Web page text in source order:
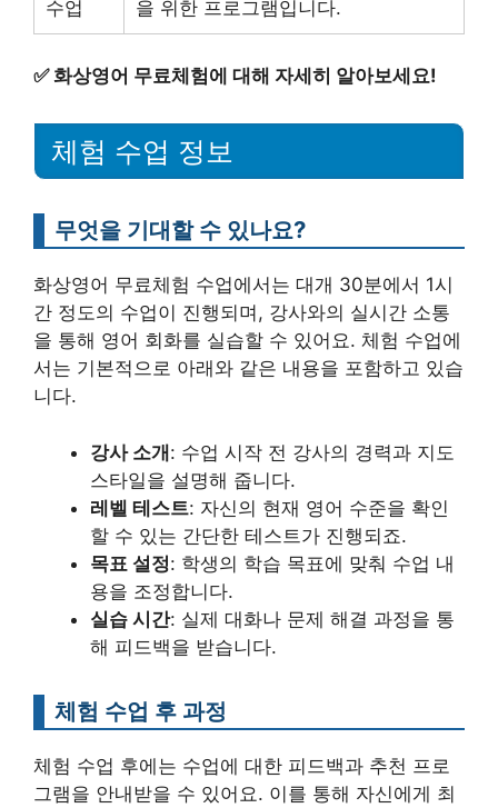
수업 을 위한 프로그램입니다.
✅화상영어 무료체험에 대해 자세히 알아보세요!
체험 수업 정보
무엇을 기대할 수 있나요?
화상영어 무료체험 수업에서는 대개 30분에서 1시
간 정도의 수업이 진행되며, 강사와의 실시간 소통
을 통해 영어 회화를 실습할 수 있어요. 체험 수업에
서는 기본적으로 아래와 같은 내용을 포함하고 있습
니다.
강사 소개: 수업 시작 전 강사의 경력과 지도
스타일을 설명해 줍니다.
레벨 테스트: 자신의 현재 영어 수준을 확인
할 수 있는 간단한 테스트가 진행되죠.
목표 설정: 학생의 학습 목표에 맞춰 수업 내
용을 조정합니다.
실습 시간: 실제 대화나 문제 해결 과정을 통
해 피드백을 받습니다.
체험 수업 후 과정
체험 수업 후에는 수업에 대한 피드백과 추천 프로
그램을 안내받을 수 있어요. 이를 통해 자신에게 최